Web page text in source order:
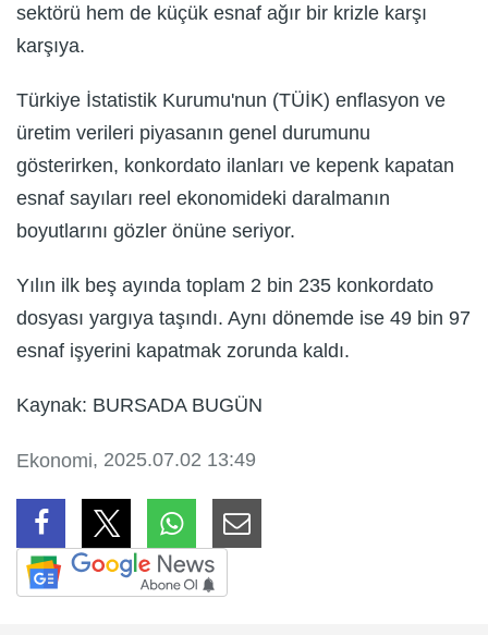
sektörü hem de küçük esnaf ağır bir krizle karşı
karşıya.
Türkiye İstatistik Kurumu'nun (TÜİK) enflasyon ve
üretim verileri piyasanın genel durumunu
gösterirken, konkordato ilanları ve kepenk kapatan
esnaf sayıları reel ekonomideki daralmanın
boyutlarını gözler önüne seriyor.
Yılın ilk beş ayında toplam 2 bin 235 konkordato
dosyası yargıya taşındı. Aynı dönemde ise 49 bin 97
esnaf işyerini kapatmak zorunda kaldı.
Kaynak: BURSADA BUGÜN
Ekonomi, 2025.07.02 13:49